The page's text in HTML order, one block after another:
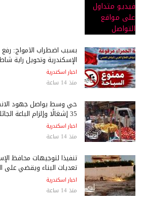
بسبب اضطراب الأمواج: رفع
الإسكندرية وتحويل راية
اخبار اسكندرية
منذ 14 ساعة
حي وسط يواصل جهود
35 إشغالًا وإلزام الباعة الجائلين بالقانون
اخبار اسكندرية
منذ 14 ساعة
تنفيذًا لتوجيهات محافظ
تعديات البناء ويقضي على
اخبار اسكندرية
منذ 14 ساعة